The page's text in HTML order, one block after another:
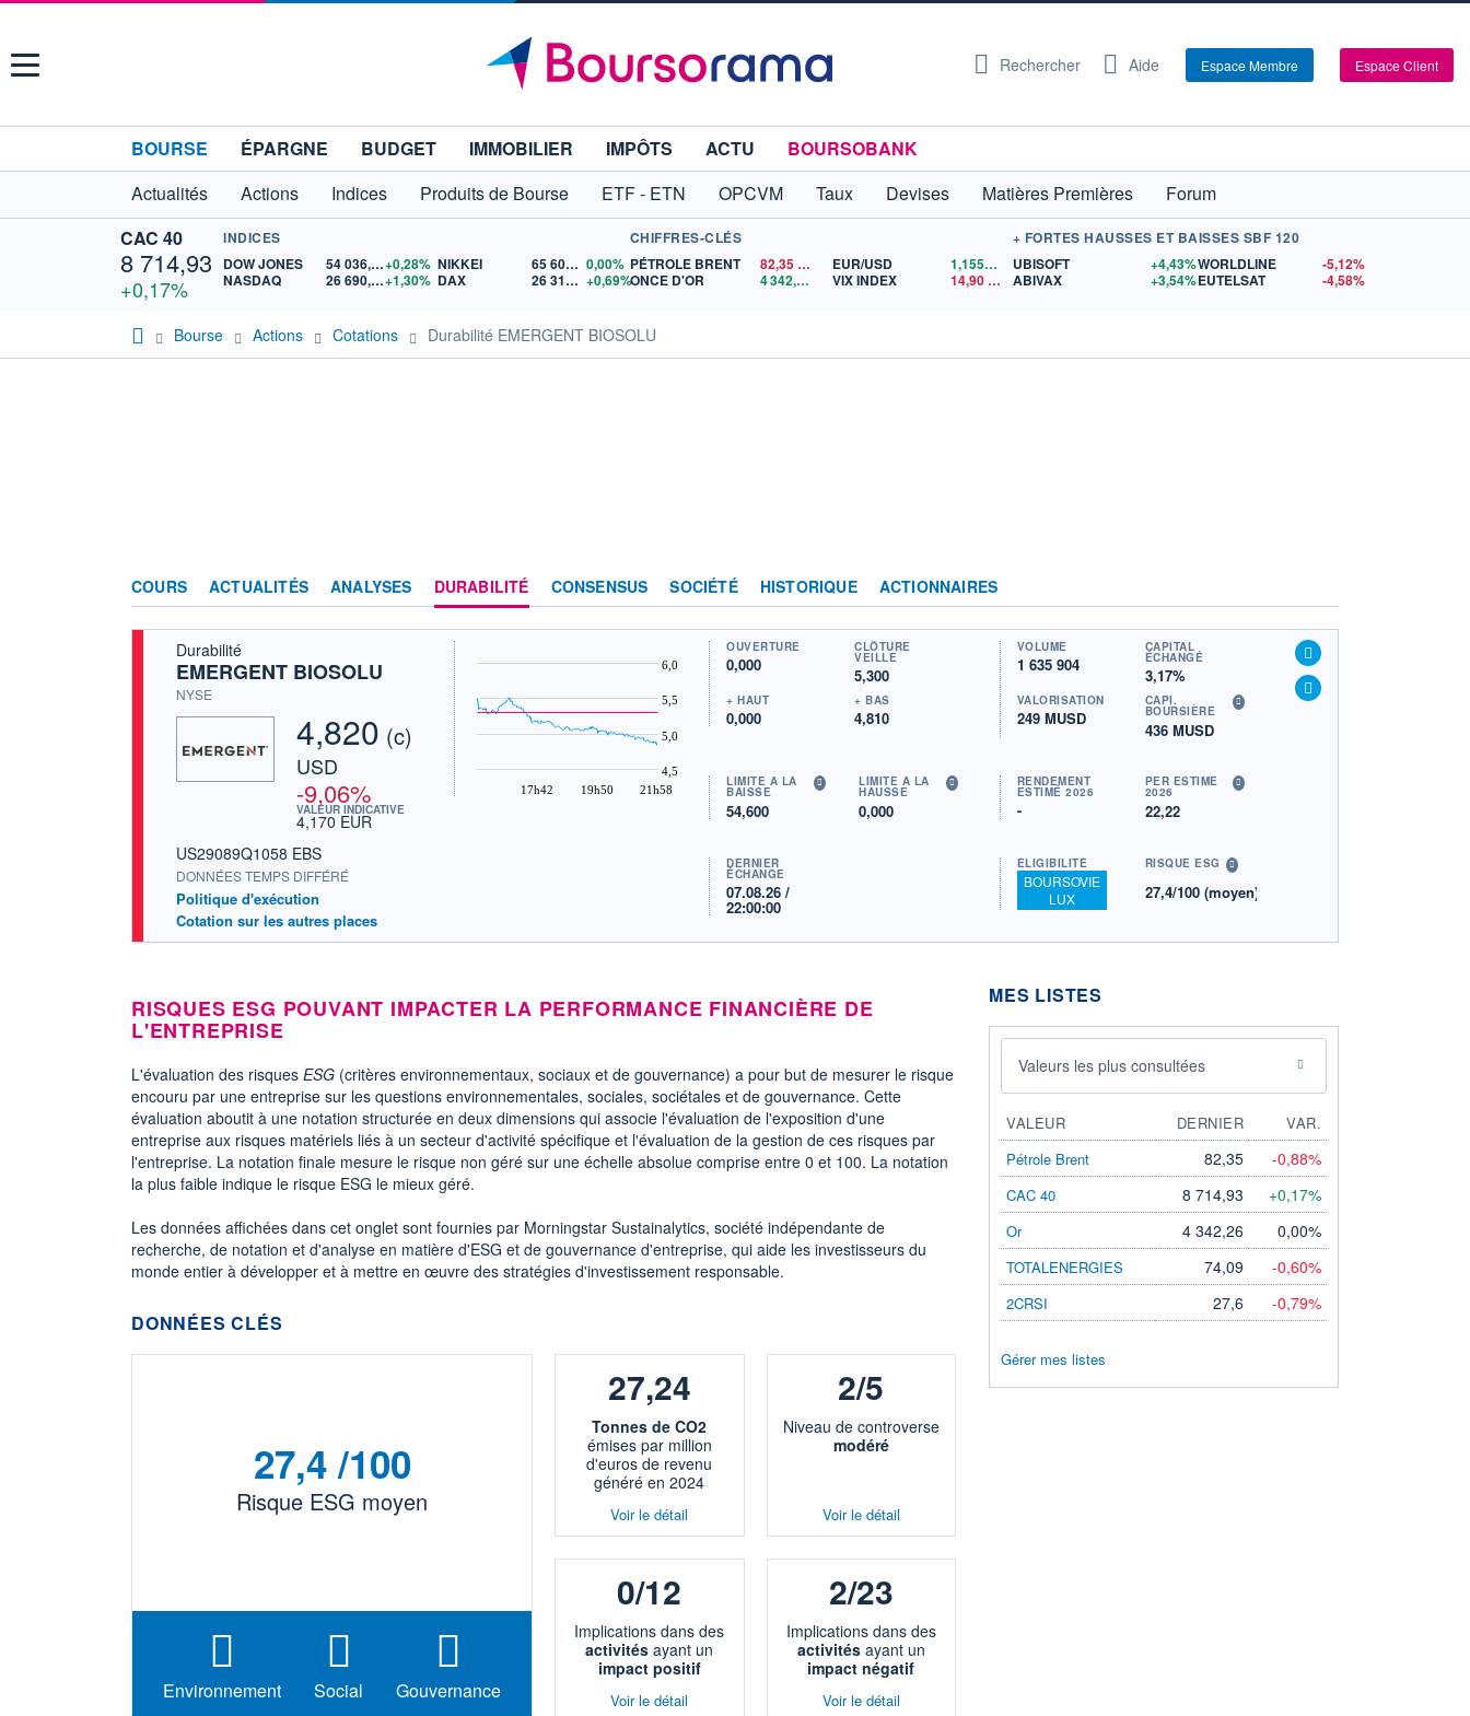
Menu Rechercher Aide Espace Membre Espace Client
BOURSE ÉPARGNE BUDGET IMMOBILIER IMPÔTS ACTU
BOURSOBANK
Actualités
Actions Indices Produits de Bourse ETF - ETN OPCVM Taux Devises Matières Premières
Forum
CAC 40
8 714,93
+0,17%
INDICES
DOW JONES
54 036,93+0,28%
NASDAQ
26 690,62+1,30%
NIKKEI 65 606,71 0,00%
DAX
26 319,45 +0,69%
CHIFFRES-CLÉS
PÉTROLE BRENT
82,35$US
ONCE D'OR
4 342,26 $US
EUR/USD 1,1559$US
VIX INDEX
14,90
+ FORTES HAUSSES ET BAISSES SBF 120
UBISOFT
+4,43%
ABIVAX
+3,54%
WORLDLINE
-5,12%
EUTELSAT
-4,58%
Bourse Actions Cotations Durabilité EMERGENT BIOSOLU
COURS ACTUALITÉS ANALYSES DURABILITÉ CONSENSUS SOCIÉTÉ HISTORIQUE ACTIONNAIRES
Durabilité
EMERGENT BIOSOLU
NYSE
4,820 (c)
USD
-9,06%
VALEUR INDICATIVE
4,170 EUR
US29089Q1058 EBS
DONNÉES TEMPS DIFFÉRÉ
Politique d'exécution
Cotation sur les autres places
17h42 19h50 21h58
4,5
5,0
5,5
6,0
OUVERTURE
0,000
CLÔTURE
VEILLE
5,300
+ HAUT
0,000
+ BAS
4,810
VOLUME
1 635 904
CAPITAL
ÉCHANGÉ
3,17%
VALORISATION
249 MUSD
CAPI.
BOURSIÈRE
436 MUSD
LIMITE À LA
BAISSE
54,600
LIMITE À LA
HAUSSE
0,000
RENDEMENT
ESTIMÉ 2026
-
PER ESTIMÉ
2026
22,22
DERNIER
ÉCHANGE
07.08.26 /
22:00:00
ÉLIGIBILITÉ
BOURSOVIE
LUX
RISQUE ESG
27,4/100 (moyen)
RISQUES ESG POUVANT IMPACTER LA PERFORMANCE FINANCIÈRE DE
L'ENTREPRISE
L'évaluation des risques ESG (critères environnementaux, sociaux et de gouvernance) a pour but de mesurer le risque
encouru par une entreprise sur les questions environnementales, sociales, sociétales et de gouvernance. Cette
évaluation aboutit à une notation structurée en deux dimensions qui associe l'évaluation de l'exposition d'une
entreprise aux risques matériels liés à un secteur d'activité spécifique et l'évaluation de la gestion de ces risques par
l'entreprise. La notation finale mesure le risque non géré sur une échelle absolue comprise entre 0 et 100. La notation
la plus faible indique le risque ESG le mieux géré.
Les données affichées dans cet onglet sont fournies par Morningstar Sustainalytics, société indépendante de
recherche, de notation et d'analyse en matière d'ESG et de gouvernance d'entreprise, qui aide les investisseurs du
monde entier à développer et à mettre en œuvre des stratégies d'investissement responsable.
DONNÉES CLÉS
27,4 /100
Risque ESG moyen
Environnement Social Gouvernance
27,24
Tonnes de CO2
émises par million
d'euros de revenu
généré en 2024
Voir le détail
2/5
Niveau de controverse
modéré
Voir le détail
0/12
Implications dans des
activités ayant un
impact positif
Voir le détail
2/23
Implications dans des
activitésayant un
impact négatif
Voir le détail
MES LISTES
Valeurs les plus consultées
VALEUR DERNIER
VAR.
Pétrole Brent
82,35 -0,88%
CAC 40 8 714,93 +0,17%
Or 4 342,26 0,00%
TOTALENERGIES 74,09 -0,60%
2CRSI 27,6 -0,79%
Gérer mes listes